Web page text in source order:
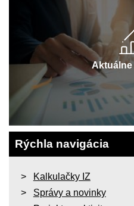
Rýchla navigácia
Kalkulačky IZ
Správy a novinky